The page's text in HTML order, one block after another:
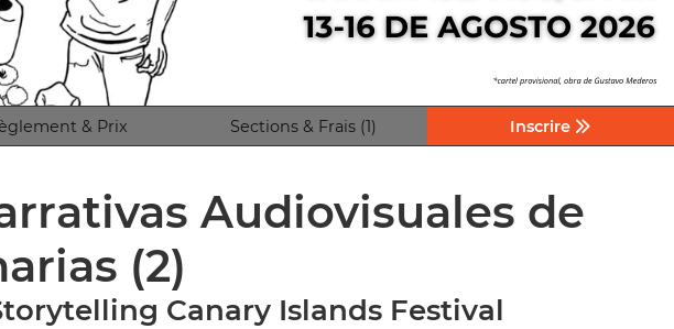
& Prix Sections & Frais (1) Inscrire
Audiovisuales de
(2)
Canary Islands Festival